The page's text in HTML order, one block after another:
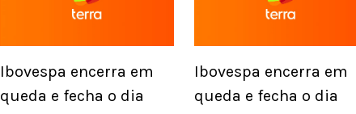
Ibovespa encerra em
queda e fecha o dia
Ibovespa encerra em
queda e fecha o dia